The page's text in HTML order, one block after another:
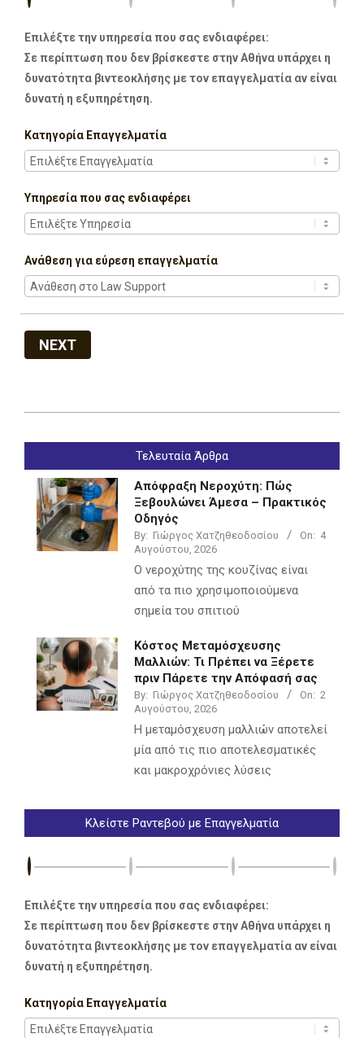
Επιλέξτε την υπηρεσία που σας ενδιαφέρει:
Σε περίπτωση που δεν βρίσκεστε στην Αθήνα υπάρχει η
δυνατότητα βιντεοκλήσης με τον επαγγελματία αν είναι
δυνατή η εξυπηρέτηση.
Κατηγορία Επαγγελματία
Υπηρεσία που σας ενδιαφέρει
Ανάθεση για εύρεση επαγγελματία
NEXT
07-
Τελευταία Άρθρα
Απόφραξη Νεροχύτη: Πώς
Ξεβουλώνει Άμεσα – Πρακτικός
Οδηγός
By: Γιώργος Χατζηθεοδοσίου On: 4
Αυγούστου, 2026
Ο νεροχύτης της κουζίνας είναι
από τα πιο χρησιμοποιούμενα
σημεία του σπιτιού
Κόστος Μεταμόσχευσης
Μαλλιών: Τι Πρέπει να Ξέρετε
πριν Πάρετε την Απόφασή σας
By: Γιώργος Χατζηθεοδοσίου On: 2
Αυγούστου, 2026
Η μεταμόσχευση μαλλιών αποτελεί
μία από τις πιο αποτελεσματικές
και μακροχρόνιες λύσεις
Κλείστε Ραντεβού με Επαγγελματία
Επιλέξτε την υπηρεσία που σας ενδιαφέρει:
Σε περίπτωση που δεν βρίσκεστε στην Αθήνα υπάρχει η
δυνατότητα βιντεοκλήσης με τον επαγγελματία αν είναι
δυνατή η εξυπηρέτηση.
Κατηγορία Επαγγελματία